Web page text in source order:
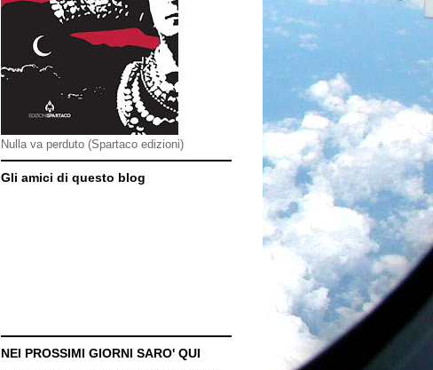
Nulla va perduto (Spartaco edizioni)
Gli amici di questo blog
NEI PROSSIMI GIORNI SARO' QUI